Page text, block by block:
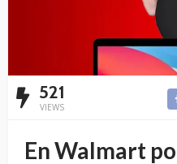
521
VIEWS
En Walmart